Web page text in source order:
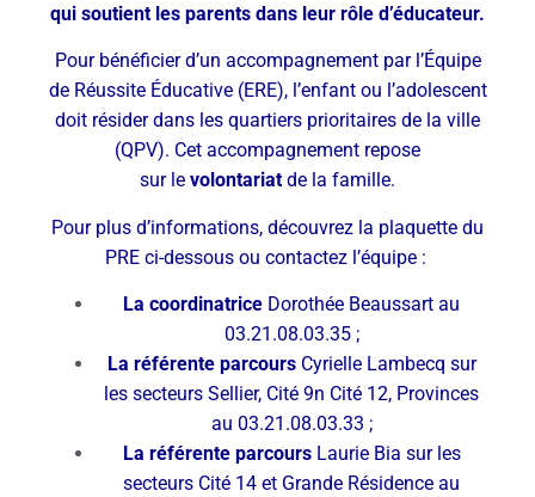
qui soutient les parents dans leur rôle d’éducateur.
Pour bénéficier d’un accompagnement par l’Équipe
de Réussite Éducative (ERE), l’enfant ou l’adolescent
doit résider dans les quartiers prioritaires de la ville
(QPV). Cet accompagnement repose
sur le volontariat de la famille.
Pour plus d’informations, découvrez la plaquette du
PRE ci-dessous ou contactez l’équipe :
La coordinatrice Dorothée Beaussart au
03.21.08.03.35 ;
La référente parcoursCyrielle Lambecq sur
les secteurs Sellier, Cité 9n Cité 12, Provinces
au 03.21.08.03.33 ;
La référente parcoursLaurie Bia sur les
secteurs Cité 14 et Grande Résidence au